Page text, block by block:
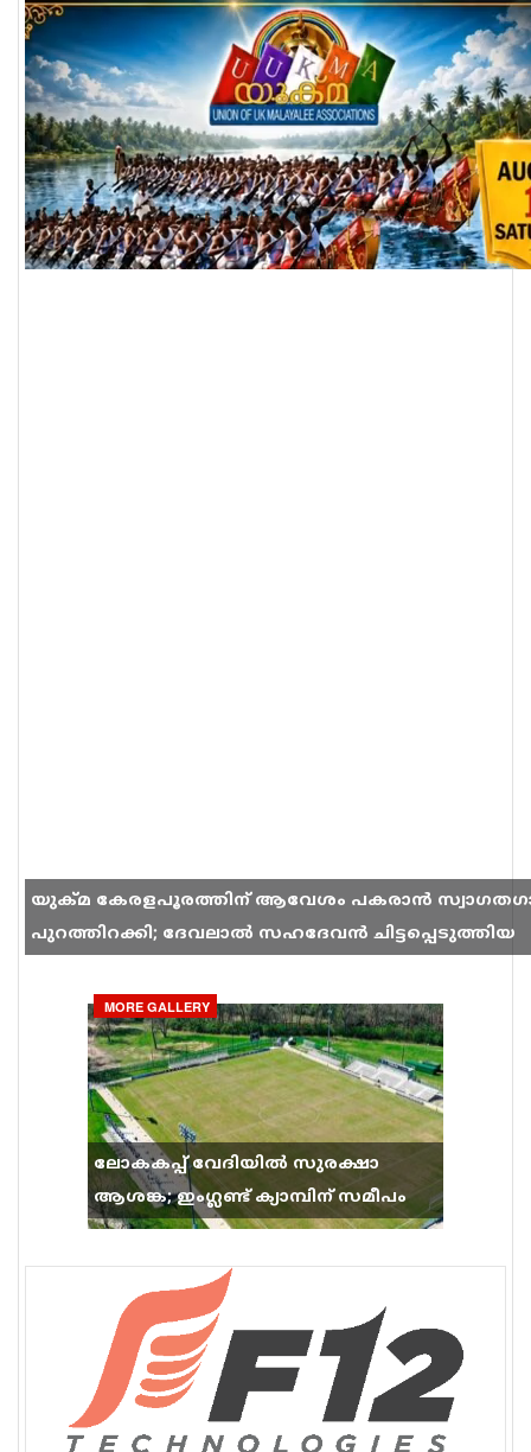
യുക്മ കേരളപൂരത്തിന് ആവേശം പകരാൻ
പുറത്തിറക്കി; ദേവലാൽ സഹദേവൻ ചിട്ടപ്പെടുത്തിയ
MORE GALLERY
ലോകകപ്പ് വേദിയിൽ സുരക്ഷാ
ആശങ്ക; ഇംഗ്ലണ്ട് ക്യാമ്പിന് സമീപം
വെടിവെപ്പ്, 9 പേർക്ക് പരിക്ക്